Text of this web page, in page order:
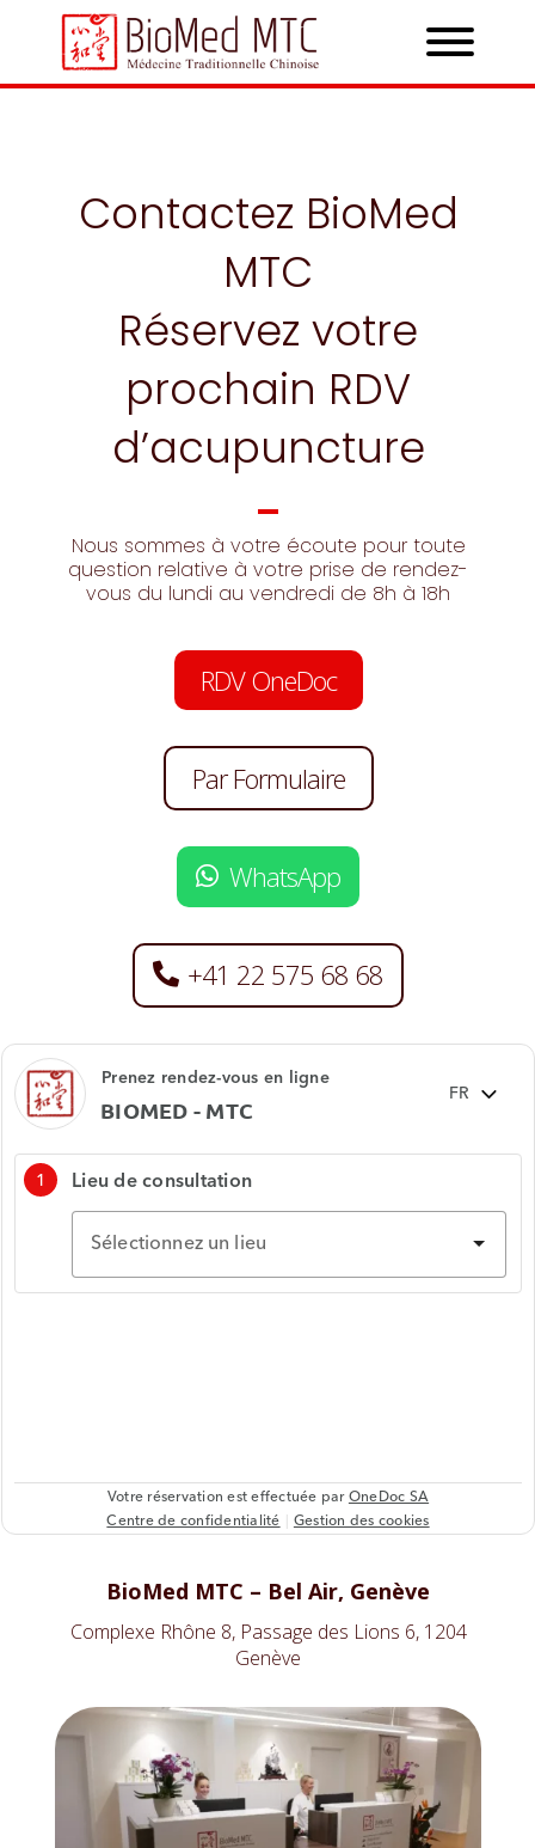
Contactez BioMed
MTC
Réservez votre
prochain RDV
d’acupuncture
Nous sommes à votre écoute pour toute
question relative à votre prise de rendez-
vous du lundi au vendredi de 8h à 18h
RDV OneDoc
Par Formulaire
WhatsApp
+41 22 575 68 68
BioMed MTC – Bel Air, Genève
Complexe Rhône 8, Passage des Lions 6, 1204
Genève